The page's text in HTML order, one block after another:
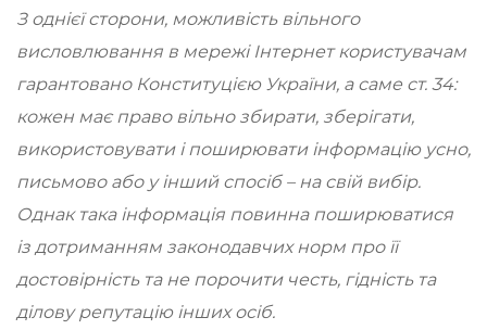
З однієї сторони, можливість вільного
висловлювання в мережі Інтернет користувачам
гарантовано Конституцією України, а саме ст. 34:
кожен має право вільно збирати, зберігати,
використовувати і поширювати інформацію усно,
письмово або у інший спосіб – на свій вибір.
Однак така інформація повинна поширюватися
із дотриманням законодавчих норм про її
достовірність та не порочити честь, гідність та
ділову репутацію інших осіб.